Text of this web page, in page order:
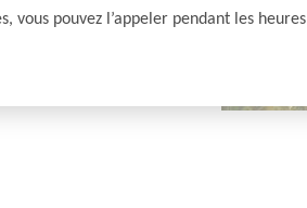
vous pouvez l’appeler pendant les heures